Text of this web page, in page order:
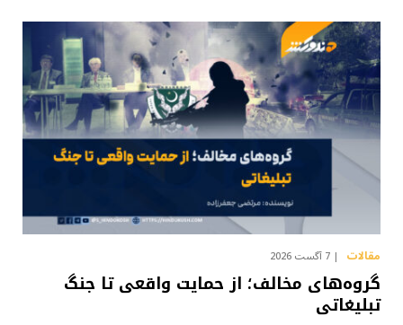
مقالات 7 آگست 2026
گروه‌های مخالف؛ از حمایت واقعی تا جنگ
تبلیغاتی